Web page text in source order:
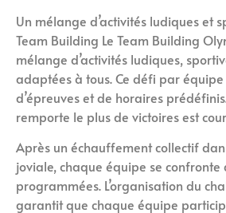
Un mélange d’activités ludiques et
Team Building Le Team Building
mélange d’activités ludiques,
adaptées à tous. Ce défi par
d’épreuves et de horaires
remporte le plus de victoires est
Après un échauffement collectif
joviale, chaque équipe se confronte
programmées. L’organisation du
garantit que chaque équipe